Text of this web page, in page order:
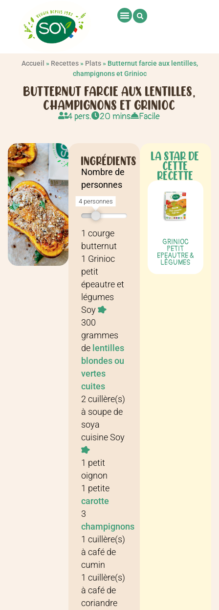
Accueil » Recettes» Plats» Butternut farcie aux lentilles,
champignons et Grinioc
BUTTERNUT FARCIE AUX LENTILLES,
CHAMPIGNONS ET GRINIOC
4 pers. 20 mins Facile
INGRÉDIENTS
Nombre de
personnes
4 personnes
Recette pour
1 courge
butternut
1 Grinioc
petit
épeautre et
légumes
Soy
300
grammes
de lentilles
blondes ou
vertes
cuites
2 cuillère(s)
à soupe de
soya
cuisine Soy
1 petit
oignon
1 petite
carotte
3
champignons
1 cuillère(s)
à café de
cumin
1 cuillère(s)
à café de
coriandre
LA STAR DE
CETTE
RECETTE
GRINIOC
PETIT
EPEAUTRE &
LÉGUMES